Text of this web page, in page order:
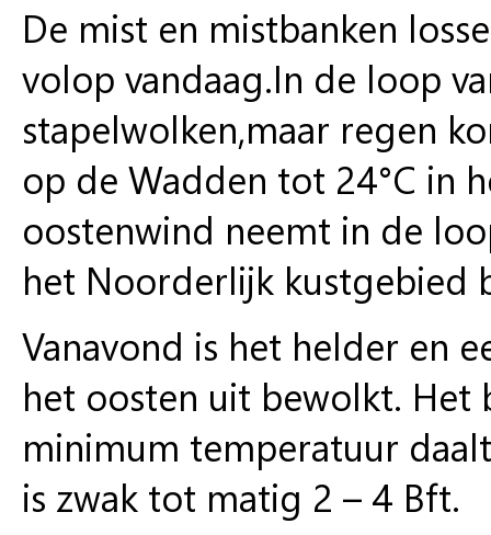
De mist en mistbanken
volop vandaag.In de loop
stapelwolken,maar regen
op de Wadden tot 24°C in
oostenwind neemt in de
het Noorderlijk kustgebied
Vanavond is het helder en
het oosten uit bewolkt.
minimum temperatuur
is zwak tot matig 2 – 4 Bft.